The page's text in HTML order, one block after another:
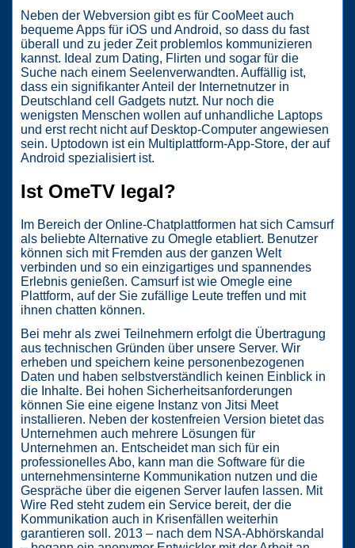
Neben der Webversion gibt es für CooMeet auch
bequeme Apps für iOS und Android, so dass du fast
überall und zu jeder Zeit problemlos kommunizieren
kannst. Ideal zum Dating, Flirten und sogar für die
Suche nach einem Seelenverwandten. Auffällig ist,
dass ein signifikanter Anteil der Internetnutzer in
Deutschland cell Gadgets nutzt. Nur noch die
wenigsten Menschen wollen auf unhandliche Laptops
und erst recht nicht auf Desktop-Computer angewiesen
sein. Uptodown ist ein Multiplattform-App-Store, der auf
Android spezialisiert ist.
Ist OmeTV legal?
Im Bereich der Online-Chatplattformen hat sich Camsurf
als beliebte Alternative zu Omegle etabliert. Benutzer
können sich mit Fremden aus der ganzen Welt
verbinden und so ein einzigartiges und spannendes
Erlebnis genießen. Camsurf ist wie Omegle eine
Plattform, auf der Sie zufällige Leute treffen und mit
ihnen chatten können.
Bei mehr als zwei Teilnehmern erfolgt die Übertragung
aus technischen Gründen über unsere Server. Wir
erheben und speichern keine personenbezogenen
Daten und haben selbstverständlich keinen Einblick in
die Inhalte. Bei hohen Sicherheitsanforderungen
können Sie eine eigene Instanz von Jitsi Meet
installieren. Neben der kostenfreien Version bietet das
Unternehmen auch mehrere Lösungen für
Unternehmen an. Entscheidet man sich für ein
professionelles Abo, kann man die Software für die
unternehmensinterne Kommunikation nutzen und die
Gespräche über die eigenen Server laufen lassen. Mit
Wire Red steht zudem ein Service bereit, der die
Kommunikation auch in Krisenfällen weiterhin
garantieren soll. 2013 – nach dem NSA-Abhörskandal